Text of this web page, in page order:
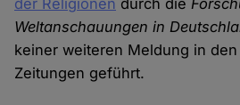
Weltanschauungen in
keiner weiteren Meldung in
Zeitungen geführt.